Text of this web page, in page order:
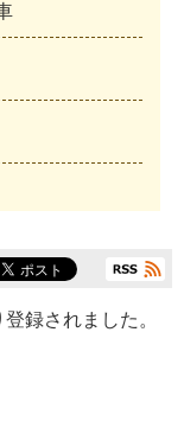
登録されました。